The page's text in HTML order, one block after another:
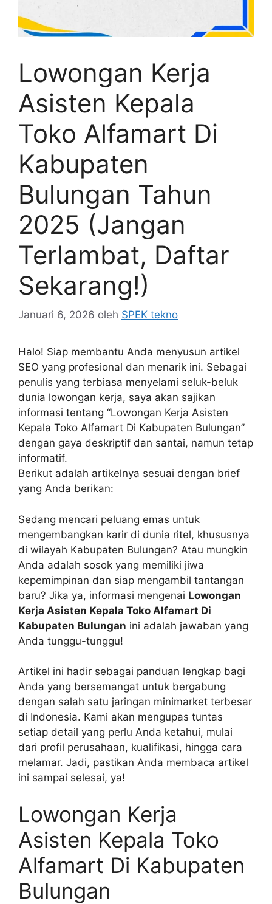
Lowongan Kerja
Asisten Kepala
Toko Alfamart Di
Kabupaten
Bulungan Tahun
2025 (Jangan
Terlambat, Daftar
Sekarang!)
Januari 6, 2026 oleh SPEK tekno
Halo! Siap membantu Anda menyusun artikel
SEO yang profesional dan menarik ini. Sebagai
penulis yang terbiasa menyelami seluk-beluk
dunia lowongan kerja, saya akan sajikan
informasi tentang “Lowongan Kerja Asisten
Kepala Toko Alfamart Di Kabupaten Bulungan”
dengan gaya deskriptif dan santai, namun tetap
informatif.
Berikut adalah artikelnya sesuai dengan brief
yang Anda berikan:
Sedang mencari peluang emas untuk
mengembangkan karir di dunia ritel, khususnya
di wilayah Kabupaten Bulungan? Atau mungkin
Anda adalah sosok yang memiliki jiwa
kepemimpinan dan siap mengambil tantangan
baru? Jika ya, informasi mengenai Lowongan
Kerja Asisten Kepala Toko Alfamart Di
Kabupaten Bulungan ini adalah jawaban yang
Anda tunggu-tunggu!
Artikel ini hadir sebagai panduan lengkap bagi
Anda yang bersemangat untuk bergabung
dengan salah satu jaringan minimarket terbesar
di Indonesia. Kami akan mengupas tuntas
setiap detail yang perlu Anda ketahui, mulai
dari profil perusahaan, kualifikasi, hingga cara
melamar. Jadi, pastikan Anda membaca artikel
ini sampai selesai, ya!
Lowongan Kerja
Asisten Kepala Toko
Alfamart Di Kabupaten
Bulungan